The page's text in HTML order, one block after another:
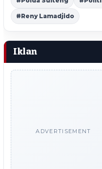
#Reny Lamadjido
Iklan
ADVERTISEMENT